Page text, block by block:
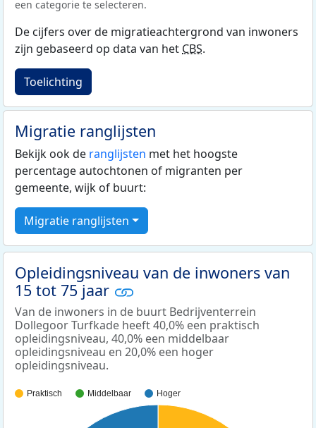
een categorie te selecteren.
De cijfers over de migratieachtergrond van inwoners
zijn gebaseerd op data van het CBS.
Toelichting
Migratie ranglijsten
Bekijk ook de ranglijsten met het hoogste
percentage autochtonen of migranten per
gemeente, wijk of buurt:
Migratie ranglijsten
Opleidingsniveau van de inwoners van
15 tot 75 jaar
Van de inwoners in de buurt Bedrijventerrein
Dollegoor Turfkade heeft 40,0% een praktisch
opleidingsniveau, 40,0% een middelbaar
opleidingsniveau en 20,0% een hoger
opleidingsniveau.
Praktisch Middelbaar Hoger